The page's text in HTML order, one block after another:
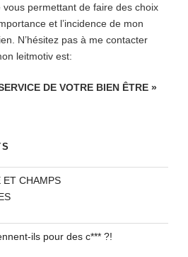
permettant de faire des choix
et l’incidence de mon
N’hésitez pas à me contacter
leitmotiv est:
DE VOTRE BIEN ÊTRE »
ET CHAMPS
ils pour des c*** ?!